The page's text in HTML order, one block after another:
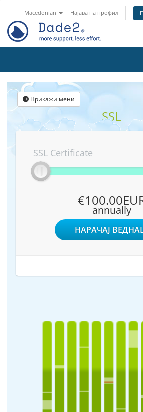
Macedonian Најава на профил
Прикажи мени
SSL
SSL Certificate
annually
НАРАЧАЈ